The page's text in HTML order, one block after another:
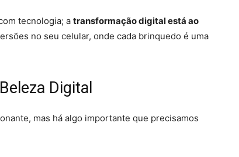
tecnologia; a transformação digital está ao
no seu celular, onde cada brinquedo é uma
Digital
mas há algo importante que precisamos